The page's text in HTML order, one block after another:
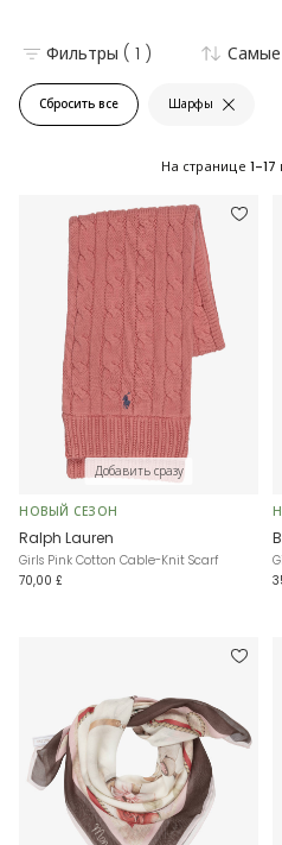
Сбросить все Шарфы
Фильтры ( 1 )
На странице 1-17
Добавить сразу
НОВЫЙ СЕЗОН
Ralph Lauren
Girls Pink Cotton Cable-Knit Scarf
70,00 £